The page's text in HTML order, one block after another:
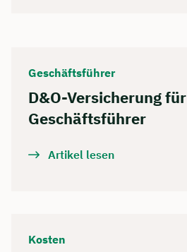
Geschäftsführer
D&O-Versicherung für
Geschäftsführer
Artikel lesen
Kosten